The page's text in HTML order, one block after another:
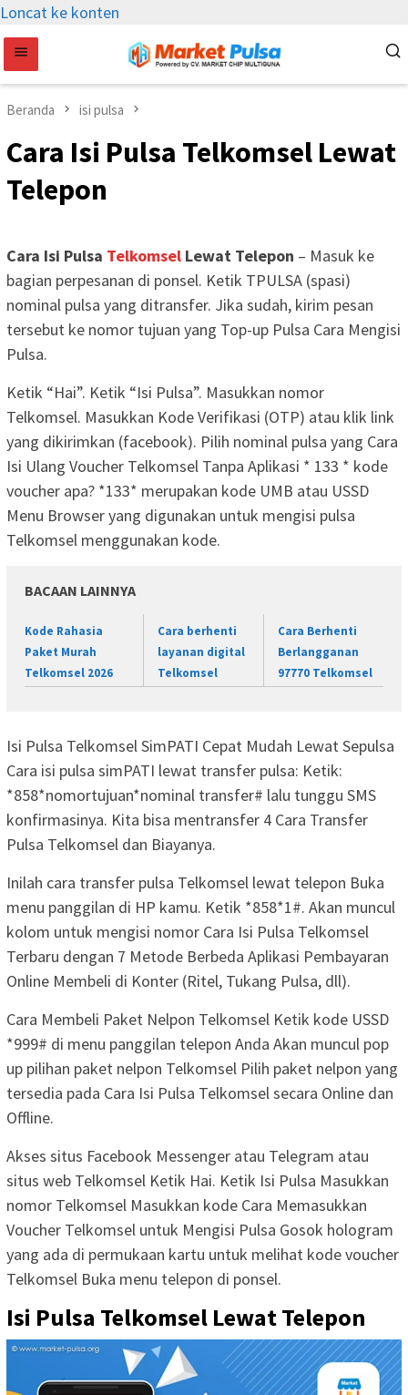
Loncat ke konten
Beranda isi pulsa
Cara Isi Pulsa Telkomsel Lewat
Telepon
Cara Isi Pulsa Telkomsel Lewat Telepon – Masuk ke
bagian perpesanan di ponsel. Ketik TPULSA (spasi)
nominal pulsa yang ditransfer. Jika sudah, kirim pesan
tersebut ke nomor tujuan yang Top-up Pulsa Cara Mengisi
Pulsa.
Ketik “Hai”. Ketik “Isi Pulsa”. Masukkan nomor
Telkomsel. Masukkan Kode Verifikasi (OTP) atau klik link
yang dikirimkan (facebook). Pilih nominal pulsa yang Cara
Isi Ulang Voucher Telkomsel Tanpa Aplikasi * 133 * kode
voucher apa? *133* merupakan kode UMB atau USSD
Menu Browser yang digunakan untuk mengisi pulsa
Telkomsel menggunakan kode.
BACAAN LAINNYA
Kode Rahasia
Paket Murah
Telkomsel 2026
Cara berhenti
layanan digital
Telkomsel
Cara Berhenti
Berlangganan
97770 Telkomsel
Isi Pulsa Telkomsel SimPATI Cepat Mudah Lewat Sepulsa
Cara isi pulsa simPATI lewat transfer pulsa: Ketik:
*858*nomortujuan*nominal transfer# lalu tunggu SMS
konfirmasinya. Kita bisa mentransfer 4 Cara Transfer
Pulsa Telkomsel dan Biayanya.
Inilah cara transfer pulsa Telkomsel lewat telepon Buka
menu panggilan di HP kamu. Ketik *858*1#. Akan muncul
kolom untuk mengisi nomor Cara Isi Pulsa Telkomsel
Terbaru dengan 7 Metode Berbeda Aplikasi Pembayaran
Online Membeli di Konter (Ritel, Tukang Pulsa, dll).
Cara Membeli Paket Nelpon Telkomsel Ketik kode USSD
*999# di menu panggilan telepon Anda Akan muncul pop
up pilihan paket nelpon Telkomsel Pilih paket nelpon yang
tersedia pada Cara Isi Pulsa Telkomsel secara Online dan
Offline.
Akses situs Facebook Messenger atau Telegram atau
situs web Telkomsel Ketik Hai. Ketik Isi Pulsa Masukkan
nomor Telkomsel Masukkan kode Cara Memasukkan
Voucher Telkomsel untuk Mengisi Pulsa Gosok hologram
yang ada di permukaan kartu untuk melihat kode voucher
Telkomsel Buka menu telepon di ponsel.
Isi Pulsa Telkomsel Lewat Telepon